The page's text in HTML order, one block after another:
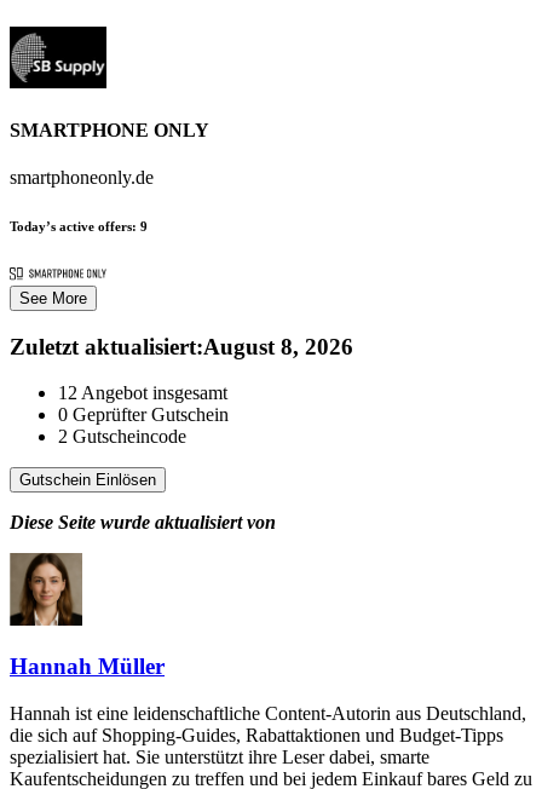
SMARTPHONE ONLY
smartphoneonly.de
Today’s active offers: 9
See More
Zuletzt aktualisiert:August 8, 2026
12 Angebot insgesamt
0 Geprüfter Gutschein
2 Gutscheincode
Gutschein Einlösen
Diese Seite wurde aktualisiert von
Hannah Müller
Hannah ist eine leidenschaftliche Content-Autorin aus Deutschland,
die sich auf Shopping-Guides, Rabattaktionen und Budget-Tipps
spezialisiert hat. Sie unterstützt ihre Leser dabei, smarte
Kaufentscheidungen zu treffen und bei jedem Einkauf bares Geld zu